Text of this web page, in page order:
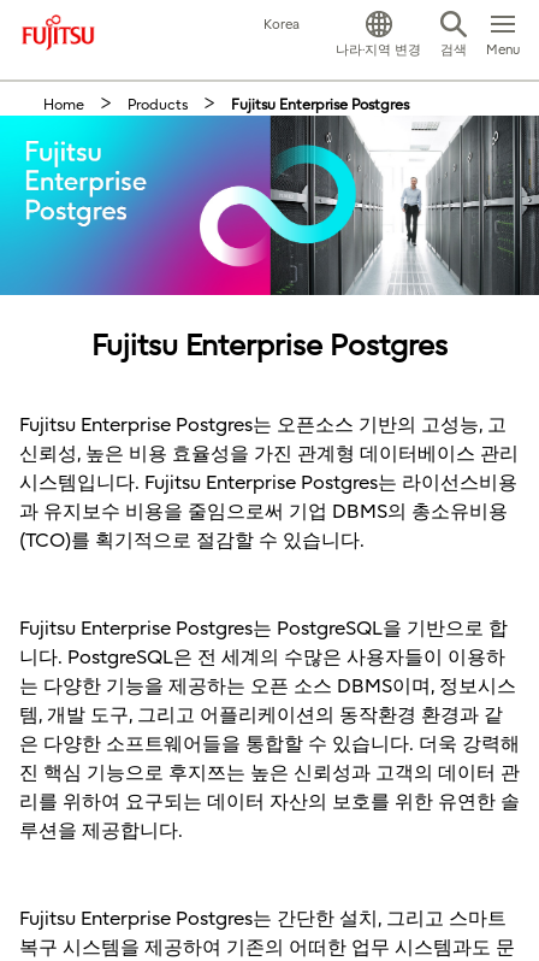
This is a skip link click here to skip to main contents
Korea
나라·지역 변경
검색 Menu
Home Products Fujitsu Enterprise Postgres
Fujitsu Enterprise Postgres
Fujitsu Enterprise Postgres는 오픈소스 기반의 고성능, 고
신뢰성, 높은 비용 효율성을 가진 관계형 데이터베이스 관리
시스템입니다. Fujitsu Enterprise Postgres는 라이선스비용
과 유지보수 비용을 줄임으로써 기업 DBMS의 총소유비용
(TCO)를 획기적으로 절감할 수 있습니다.
Fujitsu Enterprise Postgres는 PostgreSQL을 기반으로 합
니다. PostgreSQL은 전 세계의 수많은 사용자들이 이용하
는 다양한 기능을 제공하는 오픈 소스 DBMS이며, 정보시스
템, 개발 도구, 그리고 어플리케이션의 동작환경 환경과 같
은 다양한 소프트웨어들을 통합할 수 있습니다. 더욱 강력해
진 핵심 기능으로 후지쯔는 높은 신뢰성과 고객의 데이터 관
리를 위하여 요구되는 데이터 자산의 보호를 위한 유연한 솔
루션을 제공합니다.
Fujitsu Enterprise Postgres는 간단한 설치, 그리고 스마트
복구 시스템을 제공하여 기존의 어떠한 업무 시스템과도 문